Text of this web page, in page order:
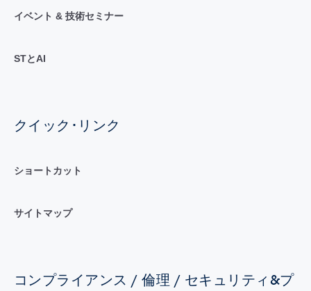
イベント & 技術セミナー
STとAI
クイック･リンク
ショートカット
サイトマップ
コンプライアンス / 倫理 / セキュリティ&プ